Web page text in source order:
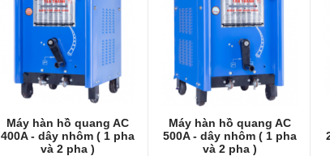
Máy hàn hồ quang AC
400A - dây nhôm ( 1 pha
và 2 pha )
Máy hàn hồ quang AC
500A - dây nhôm ( 1 pha
và 2 pha )